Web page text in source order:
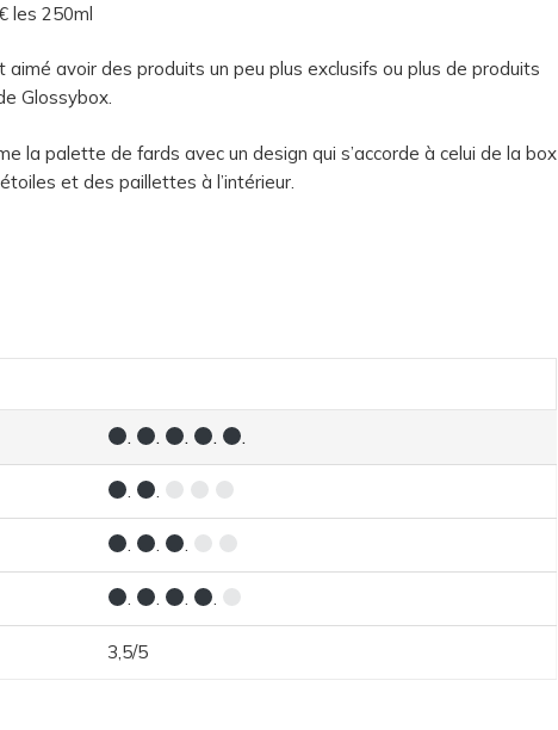
les 250ml
aimé avoir des produits un peu plus exclusifs ou plus de produits
Glossybox.
la palette de fards avec un design qui s’accorde à celui de la box
et des paillettes à l’intérieur.
. . . . .
. .
. . .
. . . .
3,5/5